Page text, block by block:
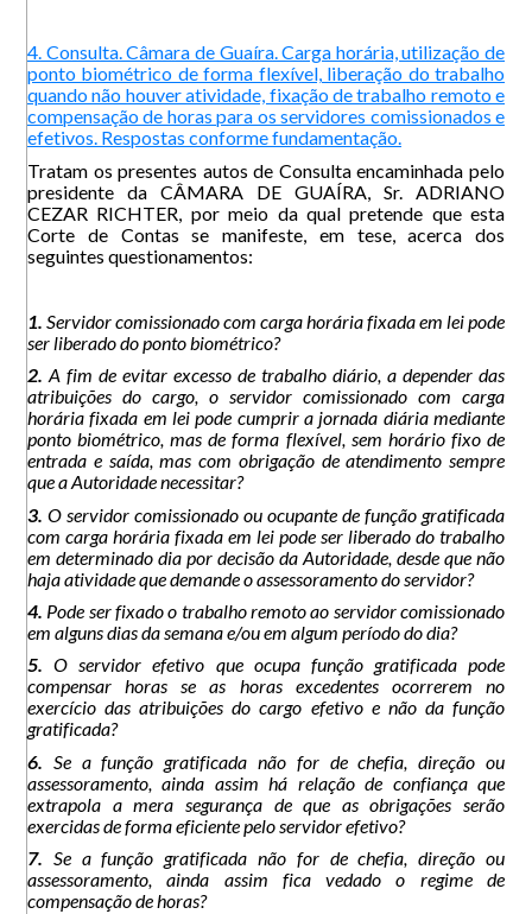
4. Consulta. Câmara de Guaíra. Carga horária, utilização de
ponto biométrico de forma flexível, liberação do trabalho
quando não houver atividade, fixação de trabalho remoto e
compensação de horas para os servidores comissionados e
efetivos. Respostas conforme fundamentação.
Tratam os presentes autos de Consulta encaminhada pelo
presidente da CÂMARA DE GUAÍRA, Sr. ADRIANO
CEZAR RICHTER, por meio da qual pretende que esta
Corte de Contas se manifeste, em tese, acerca dos
seguintes questionamentos:
1. Servidor comissionado com carga horária fixada em lei pode
ser liberado do ponto biométrico?
2. A fim de evitar excesso de trabalho diário, a depender das
atribuições do cargo, o servidor comissionado com carga
horária fixada em lei pode cumprir a jornada diária mediante
ponto biométrico, mas de forma flexível, sem horário fixo de
entrada e saída, mas com obrigação de atendimento sempre
que a Autoridade necessitar?
3. O servidor comissionado ou ocupante de função gratificada
com carga horária fixada em lei pode ser liberado do trabalho
em determinado dia por decisão da Autoridade, desde que não
haja atividade que demande o assessoramento do servidor?
4. Pode ser fixado o trabalho remoto ao servidor comissionado
em alguns dias da semana e/ou em algum período do dia?
5. O servidor efetivo que ocupa função gratificada pode
compensar horas se as horas excedentes ocorrerem no
exercício das atribuições do cargo efetivo e não da função
gratificada?
6. Se a função gratificada não for de chefia, direção ou
assessoramento, ainda assim há relação de confiança que
extrapola a mera segurança de que as obrigações serão
exercidas de forma eficiente pelo servidor efetivo?
7. Se a função gratificada não for de chefia, direção ou
assessoramento, ainda assim fica vedado o regime de
compensação de horas?